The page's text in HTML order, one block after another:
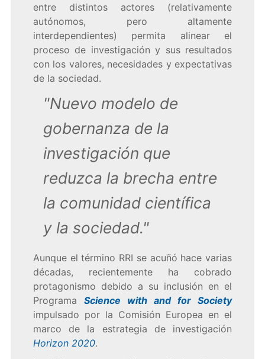
entre distintos actores (relativamente
autónomos, pero altamente
interdependientes) permita alinear el
proceso de investigación y sus resultados
con los valores, necesidades y expectativas
de la sociedad.
"Nuevo modelo de
gobernanza de la
investigación que
reduzca la brecha entre
la comunidad científica
y la sociedad."
Aunque el término RRI se acuñó hace varias
décadas, recientemente ha cobrado
protagonismo debido a su inclusión en el
Programa Science with and for Society
impulsado por la Comisión Europea en el
marco de la estrategia de investigación
Horizon 2020.